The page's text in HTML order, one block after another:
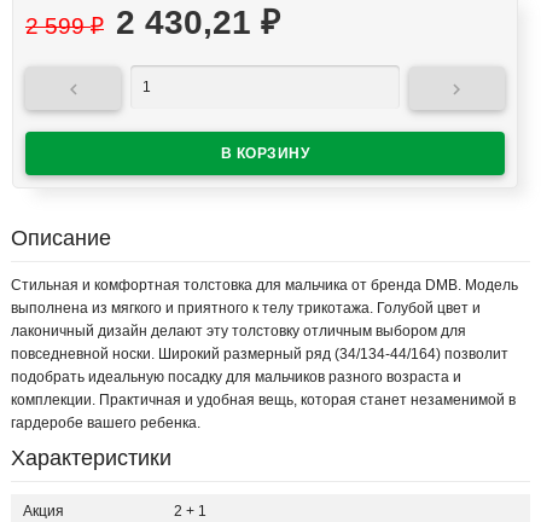
2 599₽ 2 430,21 ₽
 
Описание
Стильная и комфортная толстовка для мальчика от бренда DMB. Модель
выполнена из мягкого и приятного к телу трикотажа. Голубой цвет и
лаконичный дизайн делают эту толстовку отличным выбором для
повседневной носки. Широкий размерный ряд (34/134-44/164) позволит
подобрать идеальную посадку для мальчиков разного возраста и
комплекции. Практичная и удобная вещь, которая станет незаменимой в
гардеробе вашего ребенка.
Характеристики
Акция 2 + 1